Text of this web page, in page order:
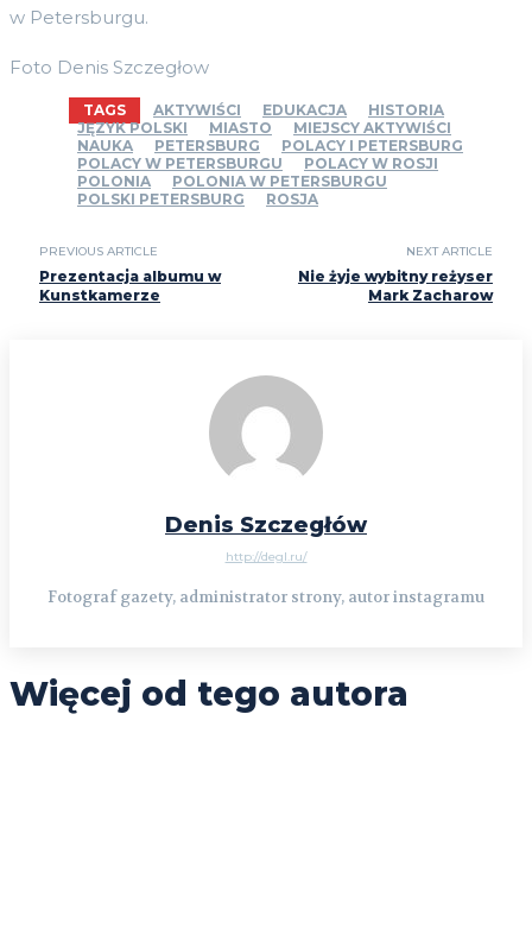
w Petersburgu.
Foto Denis Szczegłow
TAGS AKTYWIŚCI EDUKACJA
HISTORIA
JĘZYK POLSKI
MIASTO
MIEJSCY AKTYWIŚCI
NAUKA
PETERSBURG
POLACY I PETERSBURG
POLACY W PETERSBURGU
POLACY W ROSJI
POLONIA
POLONIA W PETERSBURGU
POLSKI PETERSBURG
ROSJA
PREVIOUS ARTICLE
Prezentacja albumu w
Kunstkamerze
NEXT ARTICLE
Nie żyje wybitny reżyser
Mark Zacharow
Denis Szczegłów
http://degl.ru/
Fotograf gazety, administrator strony, autor instagramu
Więcej od tego autora